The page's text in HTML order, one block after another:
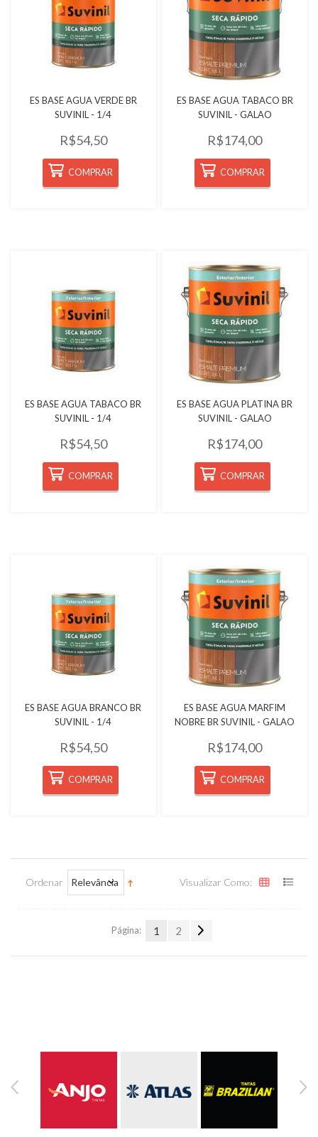
Quickview
ES BASE AGUA VERDE BR
SUVINIL - 1/4
R$54,50
COMPRAR
Quickview
ES BASE AGUA TABACO BR
SUVINIL - GALAO
R$174,00
COMPRAR
Quickview
ES BASE AGUA TABACO BR
SUVINIL - 1/4
R$54,50
COMPRAR
Quickview
ES BASE AGUA PLATINA BR
SUVINIL - GALAO
R$174,00
COMPRAR
Quickview
ES BASE AGUA BRANCO BR
SUVINIL - 1/4
R$54,50
COMPRAR
Quickview
ES BASE AGUA MARFIM
NOBRE BR SUVINIL - GALAO
R$174,00
COMPRAR
Ordenar Relevância Visualizar Como:
Página: 1 2